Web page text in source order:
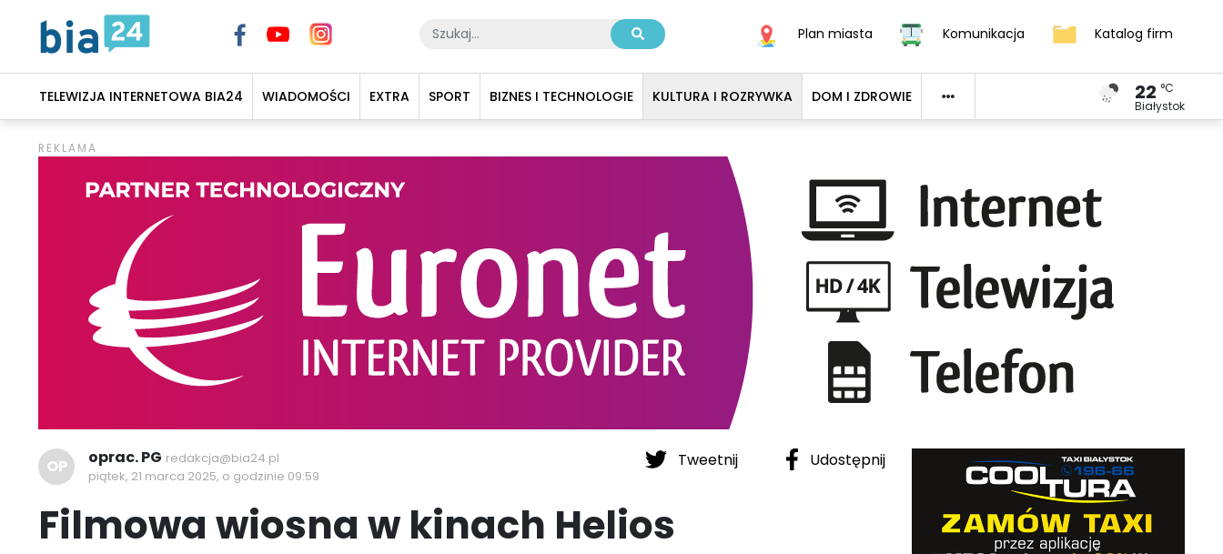
Plan miasta Komunikacja Katalog firm
TELEWIZJA INTERNETOWA BIA24 WIADOMOŚCI EXTRA SPORT BIZNES I TECHNOLOGIE KULTURA I ROZRYWKA DOM I ZDROWIE 22 °C
Białystok
Tweetnij Udostępnij
OP oprac. PG redakcja@bia24.pl
piątek, 21 marca 2025, o godzinie 09:59
Filmowa wiosna w kinach Helios